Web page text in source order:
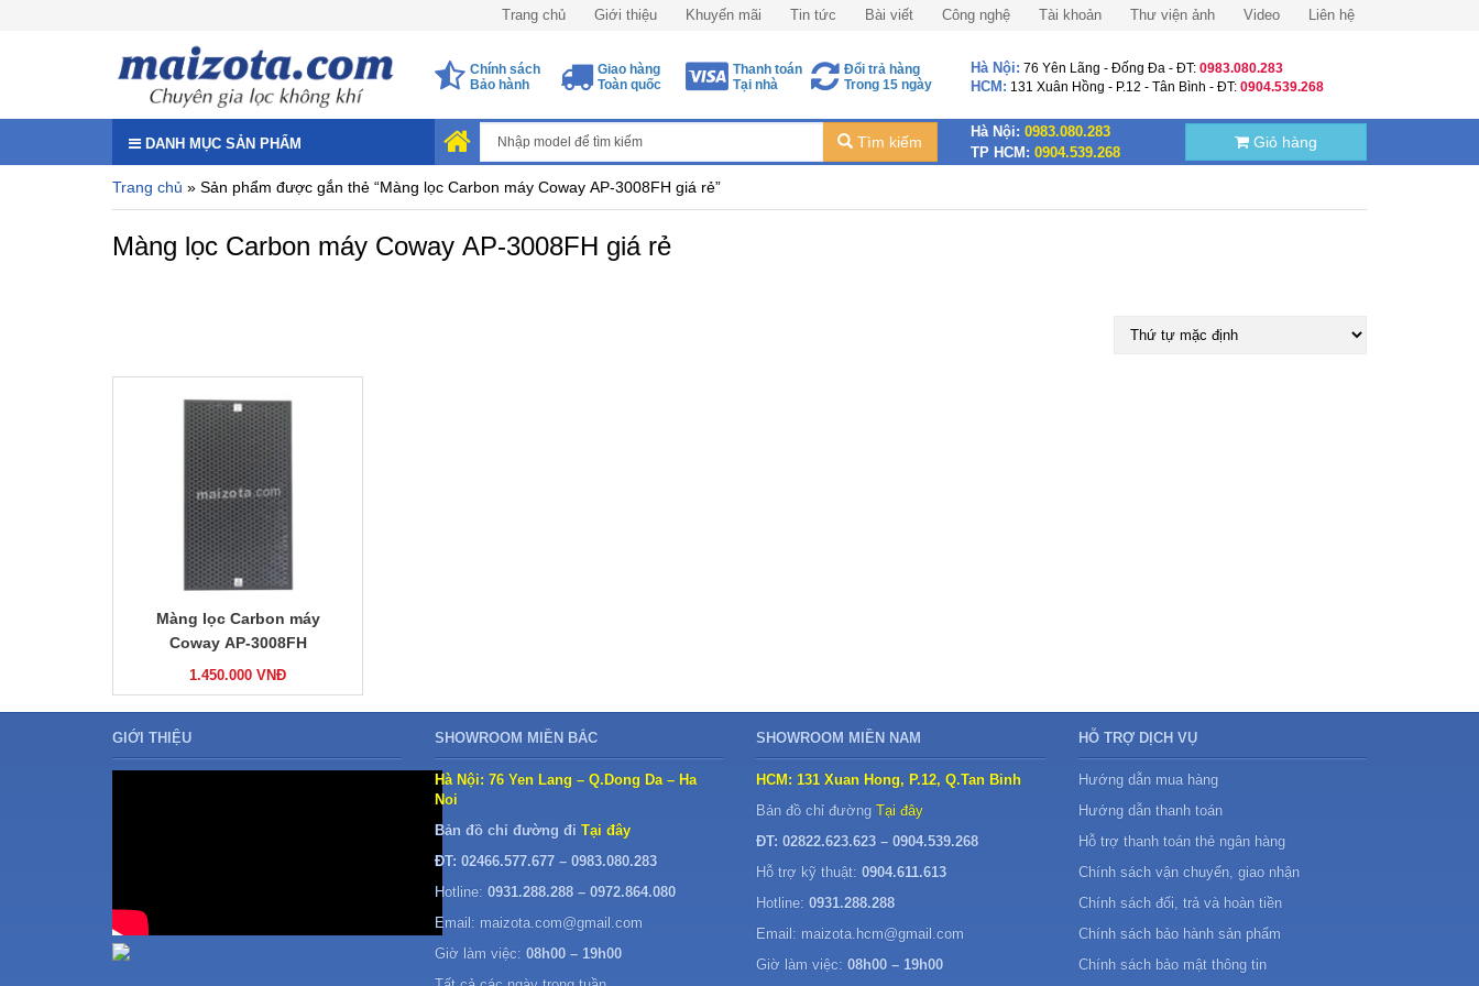
Trang chủ Giới thiệu Khuyến mãi Tin tức Bài viết Công nghệ Tài khoản Thư viện ảnh Video Liên hệ
Chính sách
Bảo hành
Giao hàng
Toàn quốc
Thanh toán
Tại nhà
Đổi trả hàng
Trong 15 ngày
Hà Nội: 76 Yên Lãng - Đống Đa - ĐT: 0983.080.283
HCM: 131 Xuân Hồng - P.12 - Tân Bình - ĐT: 0904.539.268
DANH MỤC SẢN PHẨM Tìm kiếm
Hà Nội: 0983.080.283
TP HCM: 0904.539.268
Giỏ hàng
Trang chủ » Sản phẩm được gắn thẻ “Màng lọc Carbon máy Coway AP-3008FH giá rẻ”
Màng lọc Carbon máy Coway AP-3008FH giá rẻ
Giá đã bao gồm VAT 10%
Hàng chính hãng, mới 100%
Model: Coway AP-3008FH
Nhập khẩu nguyên chiếc
Giao hàng toàn quốc
Màng lọc Carbon máy
Coway AP-3008FH
1.450.000 VNĐ
GIỚI THIỆU SHOWROOM MIỀN BẮC
Hà Nội: 76 Yen Lang – Q.Dong Da – Ha
Noi
Bản đồ chỉ đường đi Tại đây
ĐT: 02466.577.677 – 0983.080.283
Hotline: 0931.288.288 – 0972.864.080
Email: maizota.com@gmail.com
Giờ làm việc: 08h00 – 19h00
SHOWROOM MIỀN NAM
HCM: 131 Xuan Hong, P.12, Q.Tan Binh
Bản đồ chỉ đường Tại đây
ĐT: 02822.623.623 – 0904.539.268
Hỗ trợ kỹ thuật: 0904.611.613
Hotline: 0931.288.288
Email: maizota.hcm@gmail.com
Giờ làm việc: 08h00 – 19h00
HỖ TRỢ DỊCH VỤ
Hướng dẫn mua hàng
Hướng dẫn thanh toán
Hỗ trợ thanh toán thẻ ngân hàng
Chính sách vận chuyển, giao nhận
Chính sách đổi, trả và hoàn tiền
Chính sách bảo hành sản phẩm
Chính sách bảo mật thông tin